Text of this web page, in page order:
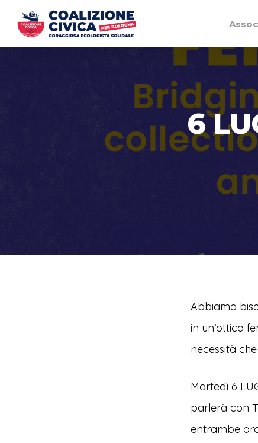
6
Abbiamo
in un’ottica
necessità
Martedì 6
parlerà con
entrambe